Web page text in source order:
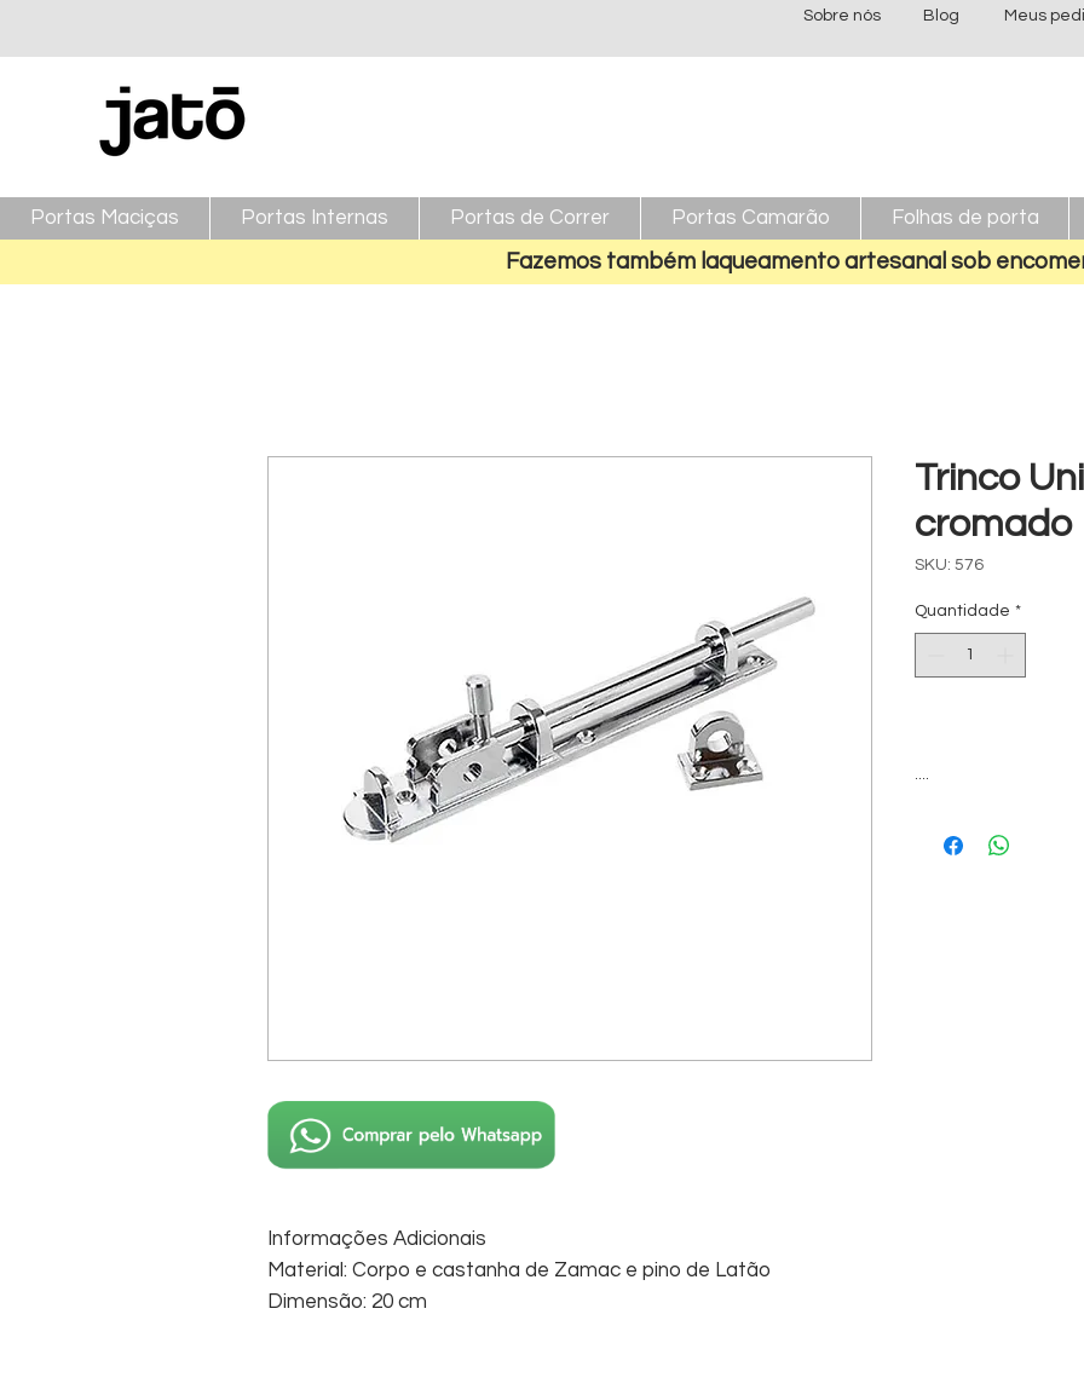
Sobre nós Blog Meus
Portas Maciças Portas Internas Portas de Correr Portas Camarão Folhas de porta
Fazemos também laqueamento artesanal sob
Informações Adicionais
Material: Corpo e castanha de Zamac e pino de Latão
Dimensão: 20 cm
Trinco
cromado
SKU: 576
Quantidade *
....